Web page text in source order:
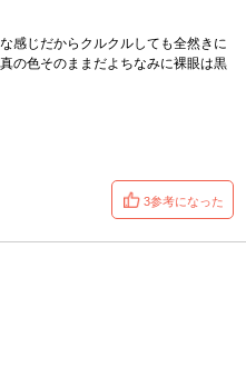
感じだからクルクルしても全然きに
の色そのままだよちなみに裸眼は黒
3参考になった